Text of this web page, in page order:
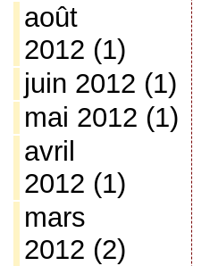
août
2012 (1)
juin 2012 (1)
mai 2012 (1)
avril
2012 (1)
mars
2012 (2)